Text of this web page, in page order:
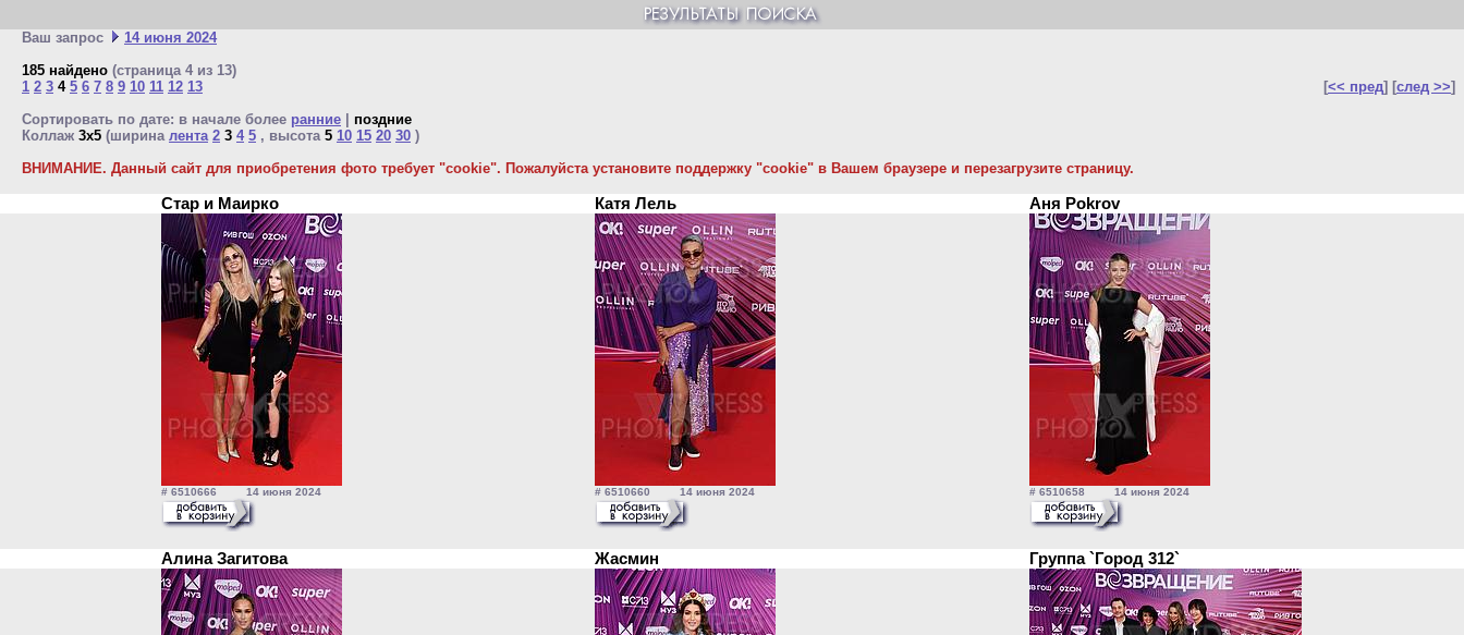
Ваш запрос
14 июня 2024
185 найдено (страница 4 из 13)
1 2 3 4 5 6 7 8 9 10 11 12 13 [<< пред] [след >>]
Сортировать по дате: в начале более ранние
поздние
Коллаж 3x5 (ширина лента 2 3 4 5 , высота 5 10 15 20 30 )
ВНИМАНИЕ. Данный сайт для приобретения фото требует "cookie". Пожалуйста установите поддержку "cookie" в Вашем браузере и перезагрузите страницу.
Стар и Маирко Катя Лель Аня Pokrov
# 6510666 14 июня 2024 # 6510660 14 июня 2024 # 6510658 14 июня 2024
Алина Загитова Жасмин Группа `Город 312`